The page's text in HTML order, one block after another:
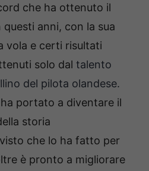
che ha ottenuto il
questi anni, con la sua
vola e certi risultati
solo dal talento
del pilota olandese.
portato a diventare il
storia
che lo ha fatto per
è pronto a migliorare